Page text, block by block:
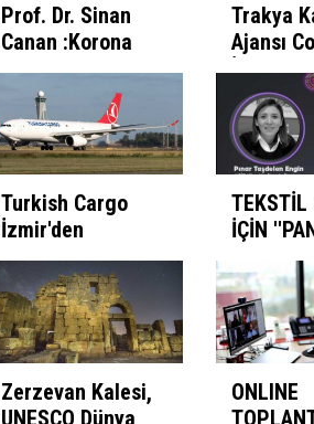
Prof. Dr. Sinan
Canan :Korona
Günlerinde
İnsanın Fabrika
Ayarları
Trakya
Ajansı
İle
Etti
Turkish Cargo
İzmir'den
seferlerine
başlıyor
TEKSTİL
İÇİN
BULUNDU
Zerzevan Kalesi,
UNESCO Dünya
ONLINE